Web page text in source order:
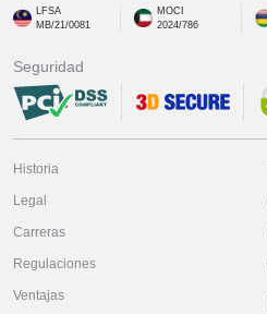
LFSA
MB/21/0081
MOCI
2024/786
Seguridad
Historia
Legal
Carreras
Regulaciones
Ventajas